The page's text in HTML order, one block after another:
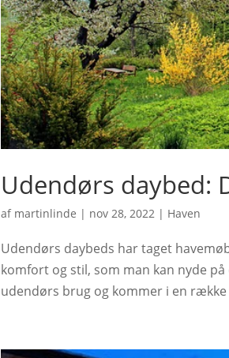
Udendørs daybed:
af martinlinde | nov 28, 2022 | Haven
Udendørs daybeds har taget
komfort og stil, som man kan nyde
udendørs brug og kommer i en